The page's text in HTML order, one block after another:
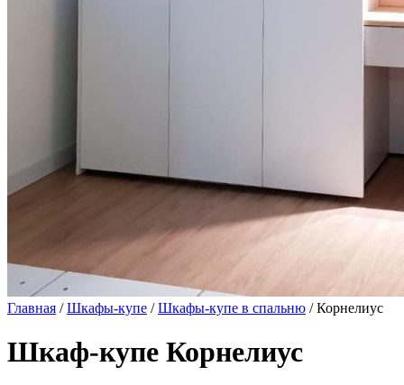
Главная /Шкафы-купе /Шкафы-купе в спальню / Корнелиус
Шкаф-купе Корнелиус